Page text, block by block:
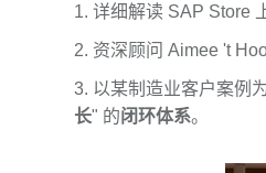
1. 详细解读 SAP Store
2. 资深顾问 Aimee 't
3. 以某制造业客户案例
长" 的闭环体系。